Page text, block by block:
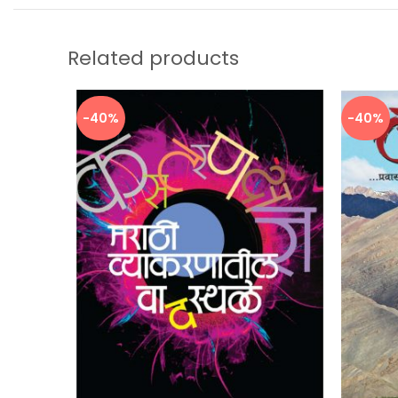
Related products
-40% -40%